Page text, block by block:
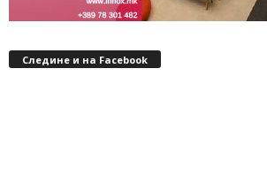
Следине и на Facebook